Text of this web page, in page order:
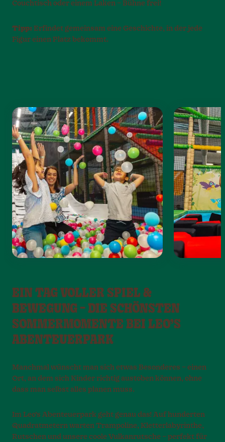
Couchtisch oder einem Laken – Bühne frei!
Tipp: Erfindet gemeinsam eine Geschichte, in der jede
Figur einen Platz bekommt.
EIN TAG VOLLER SPIEL &
BEWEGUNG – DIE SCHÖNSTEN
SOMMERMOMENTE BEI LEO’S
ABENTEUERPARK
Manchmal wünscht man sich etwas Besonderes – einen
Ort, an dem sich Kinder richtig austoben können, ohne
dass man selbst alles planen muss.
Im Leo’s Abenteuerpark geht genau das! Auf hunderten
Quadratmetern warten Trampoline, Kletterlabyrinthe,
Rutschen und unsere coole Vulkanrutsche – perfekt für